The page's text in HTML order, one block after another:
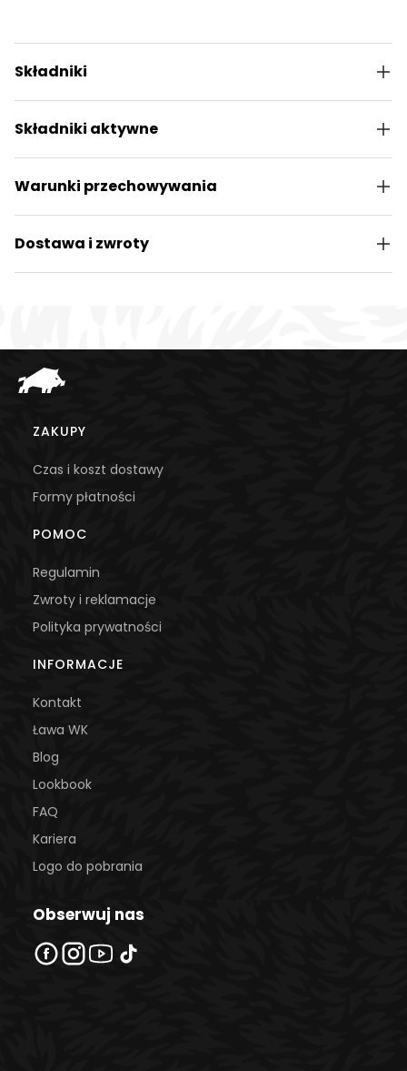
Składniki
Składniki aktywne
Warunki przechowywania
Dostawa i zwroty
Linki w stopce
ZAKUPY
Czas i koszt dostawy
Formy płatności
POMOC
Regulamin
Zwroty i reklamacje
Polityka prywatności
INFORMACJE
Kontakt
Ława WK
Blog
Lookbook
FAQ
Kariera
Logo do pobrania
Obserwuj nas